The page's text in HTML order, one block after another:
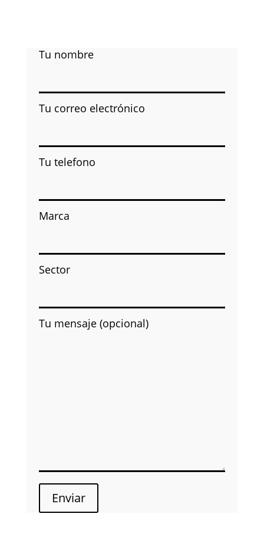
Tu nombre
Tu correo electrónico
Tu telefono
Marca
Sector
Tu mensaje (opcional)
Enviar